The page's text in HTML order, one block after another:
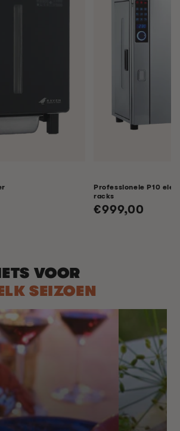
Professionele P10
racks
Normale
€999,00
VOOR
SEIZOEN